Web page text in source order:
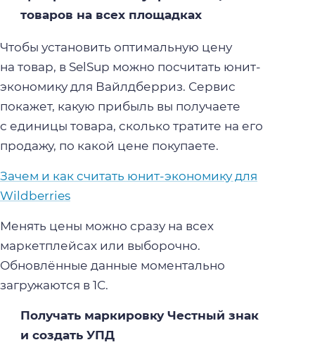
товаров на всех площадках
Чтобы установить оптимальную цену
на товар, в SelSup можно посчитать юнит-
экономику для Вайлдберриз. Сервис
покажет, какую прибыль вы получаете
с единицы товара, сколько тратите на его
продажу, по какой цене покупаете.
Зачем и как считать юнит-экономику для
Wildberries
Менять цены можно сразу на всех
маркетплейсах или выборочно.
Обновлённые данные моментально
загружаются в 1С.
Получать маркировку Честный знак
и создать УПД